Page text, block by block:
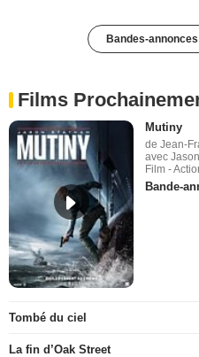
Bandes-
Films
Mutiny
de Jean-
avec
Film -
Bande-
Tombé du ciel
La fin d’Oak Street